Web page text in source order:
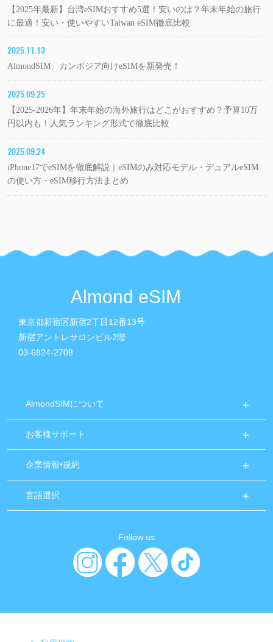
【2025年最新】台湾eSIMおすすめ5選！安いのは？年末年始の旅行
に最適！安い・使いやすいTaiwan eSIM徹底比較
2025.11.13
AlmondSIM、カンボジア向けeSIMを新発売！
2025.09.25
【2025-2026年】年末年始の海外旅行はどこがおすすめ？予算10万
円以内も！人気ランキング形式で徹底比較
2025.09.24
iPhone17でeSIMを徹底解説｜eSIMのみ対応モデル・デュアルeSIM
の使い方・eSIM移行方法まとめ
Almond eSIM
東京都新宿区新宿2丁目12番13号
新宿アントレサロンビル2階
03-6824-2708
AlmondSIMについて
お客様サポート
企業情報•規約
言語選択
Follow us